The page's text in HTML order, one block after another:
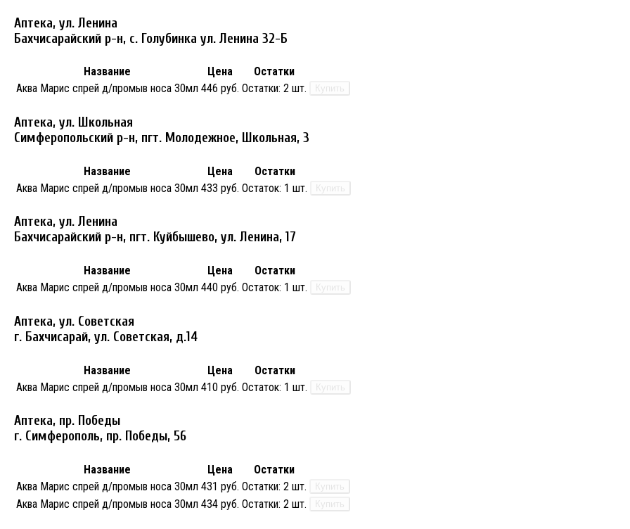
Аптека, ул. Ленина
Бахчисарайский р-н, с. Голубинка ул. Ленина 32-Б
Название Цена
Остатки
Аква Марис спрей д/промыв носа 30мл 446 руб. Остатки: 2 шт. Купить
Аптека, ул. Школьная
Симферопольский р-н, пгт. Молодежное, Школьная, 3
Название Цена
Остатки
Аква Марис спрей д/промыв носа 30мл 433 руб. Остаток: 1 шт. Купить
Аптека, ул. Ленина
Бахчисарайский р-н, пгт. Куйбышево, ул. Ленина, 17
Название Цена
Остатки
Аква Марис спрей д/промыв носа 30мл 440 руб. Остаток: 1 шт. Купить
Аптека, ул. Советская
г. Бахчисарай, ул. Советская, д.14
Название Цена
Остатки
Аква Марис спрей д/промыв носа 30мл 410 руб. Остаток: 1 шт. Купить
Аптека, пр. Победы
г. Симферополь, пр. Победы, 56
Название Цена
Остатки
Аква Марис спрей д/промыв носа 30мл 431 руб. Остатки: 2 шт. Купить
Аква Марис спрей д/промыв носа 30мл 434 руб. Остатки: 2 шт. Купить